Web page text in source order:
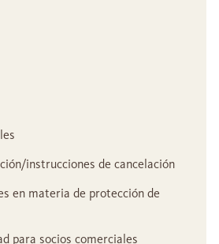
instrucciones de cancelación
en materia de protección de
para socios comerciales